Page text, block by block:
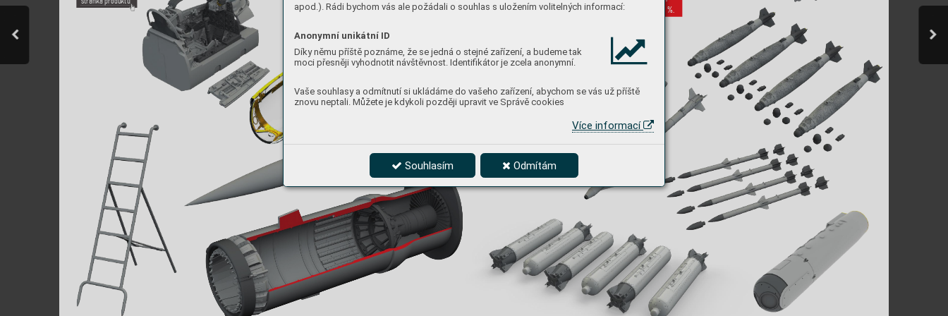
apod.). Rádi bychom vás ale požádali o souhlas s uložením volitelných informací:
Anonymní unikátní ID
Díky němu příště poznáme, že se jedná o stejné zařízení, a budeme tak
moci přesněji vyhodnotit návštěvnost. Identifikátor je zcela anonymní.
Vaše souhlasy a odmítnutí si ukládáme do vašeho zařízení, abychom se vás už příště
znovu neptali. Můžete je kdykoli později upravit ve Správě cookies
Více informací
Souhlasím Odmítám
ovšem jejich spojení v edici BIG SIN znamená sle vu až 30 %.